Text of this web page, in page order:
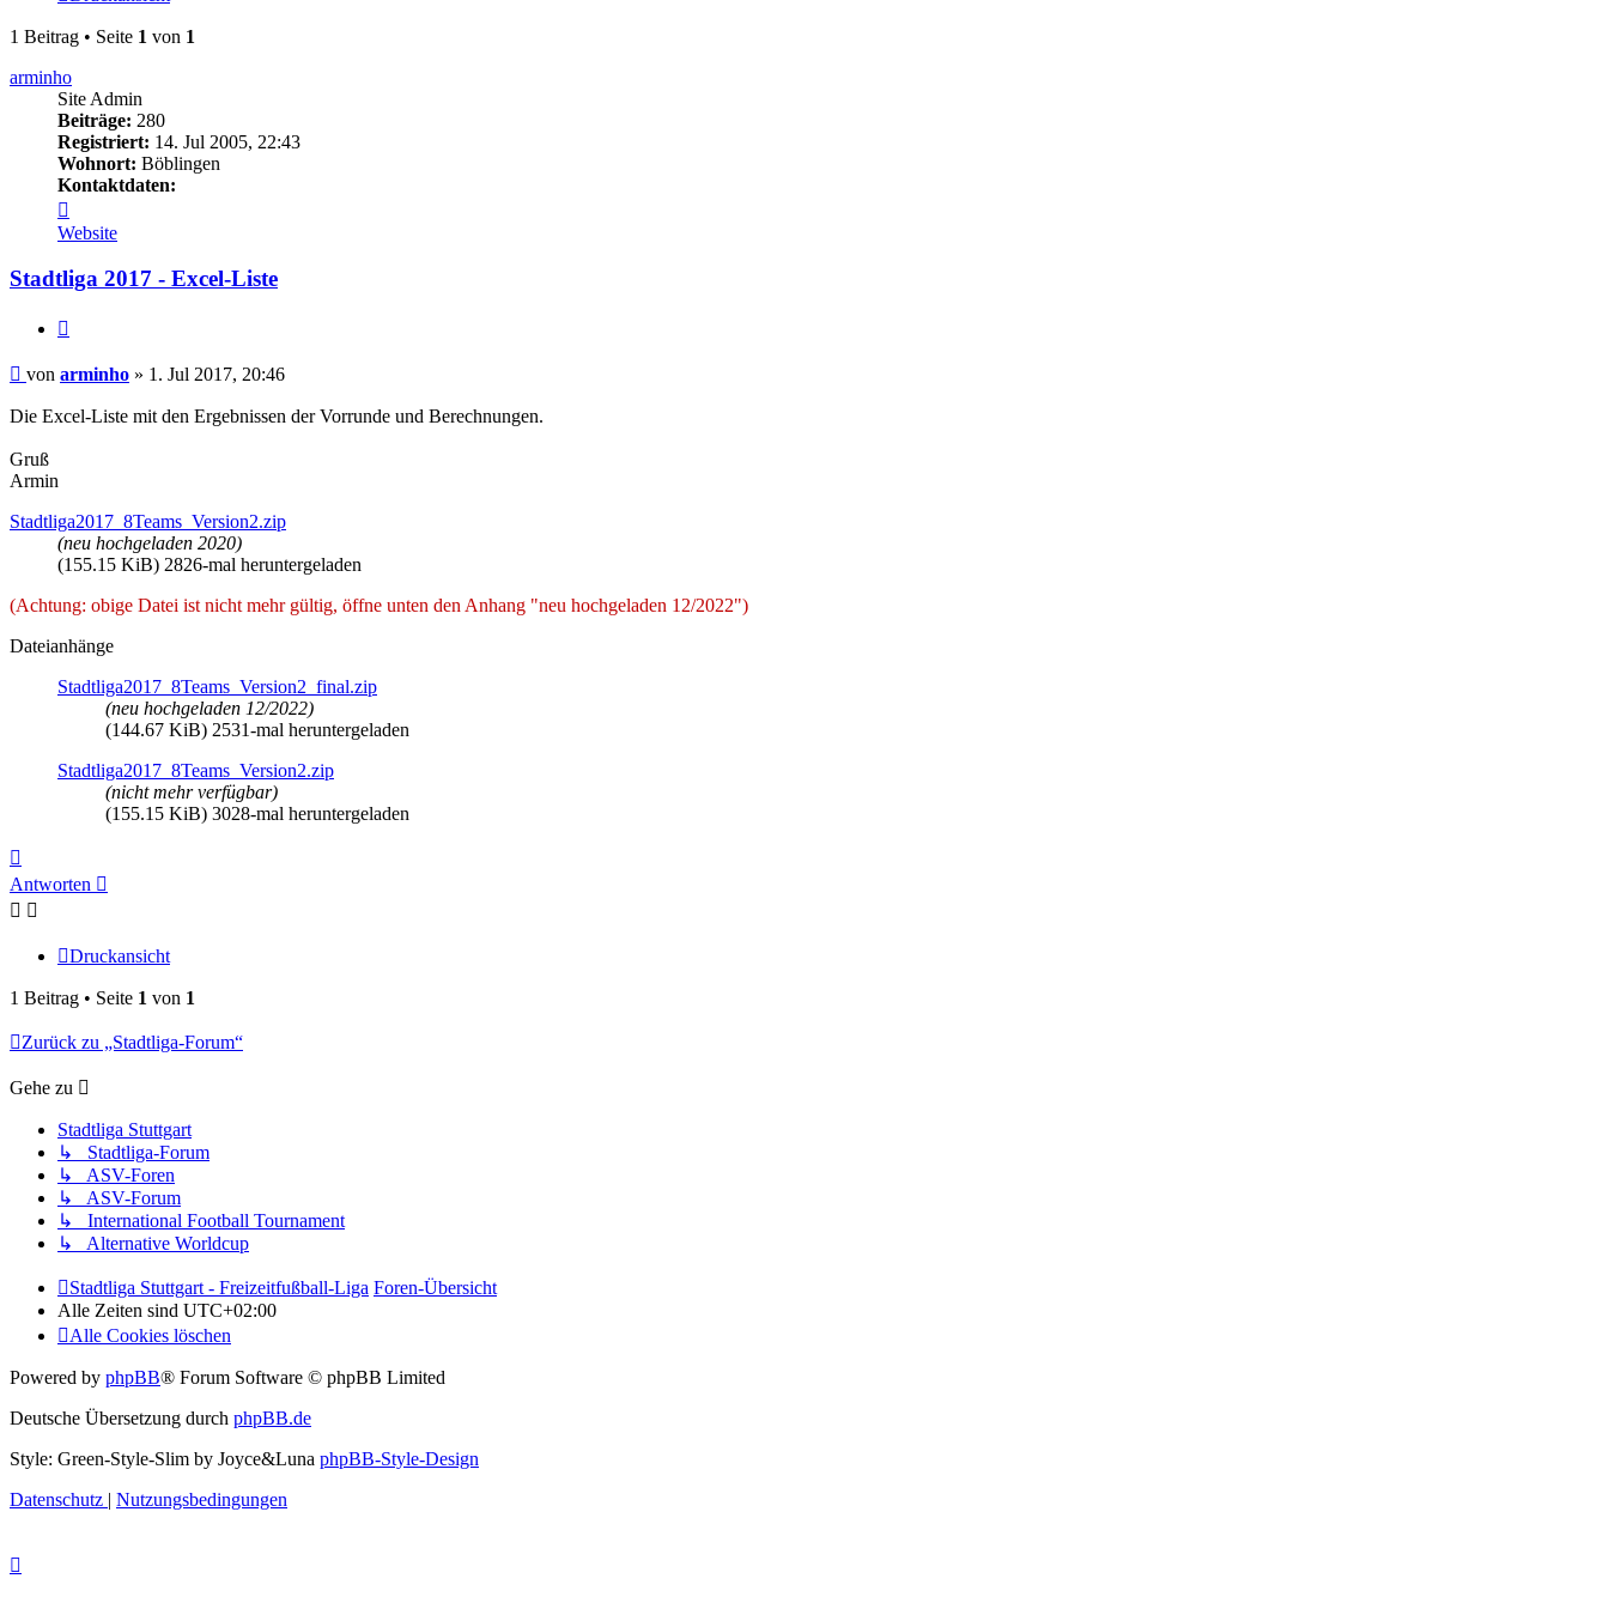
1 Beitrag • Seite 1 von 1
arminho
Site Admin
Beiträge: 280
Registriert: 14. Jul 2005, 22:43
Wohnort: Böblingen
Kontaktdaten:
von
arminho
Website
Stadtliga 2017 - Excel-Liste
Beitrag
von arminho » 1. Jul 2017, 20:46
Die Excel-Liste mit den Ergebnissen der Vorrunde und Berechnungen.
Gruß
Armin
Stadtliga2017_8Teams_Version2.zip
(neu hochgeladen 2020)
(155.15 KiB) 2826-mal heruntergeladen
(Achtung: obige Datei ist nicht mehr gültig, öffne unten den Anhang "neu hochgeladen 12/2022")
Dateianhänge
Stadtliga2017_8Teams_Version2_final.zip
(neu hochgeladen 12/2022)
(144.67 KiB) 2531-mal heruntergeladen
Stadtliga2017_8Teams_Version2.zip
(nicht mehr verfügbar)
(155.15 KiB) 3028-mal heruntergeladen
oben
Antworten
Druckansicht
1 Beitrag • Seite 1 von 1
Zurück zu „Stadtliga-Forum“
Gehe zu
Stadtliga Stuttgart
↳ Stadtliga-Forum
↳ ASV-Foren
↳ ASV-Forum
↳ International Football Tournament
↳ Alternative Worldcup
Stadtliga Stuttgart - Freizeitfußball-Liga Foren-Übersicht
Alle Zeiten sind UTC+02:00
Alle Cookies löschen
Powered by phpBB® Forum Software © phpBB Limited
Deutsche Übersetzung durch phpBB.de
Style: Green-Style-Slim by Joyce&Luna phpBB-Style-Design
Datenschutz | Nutzungsbedingungen